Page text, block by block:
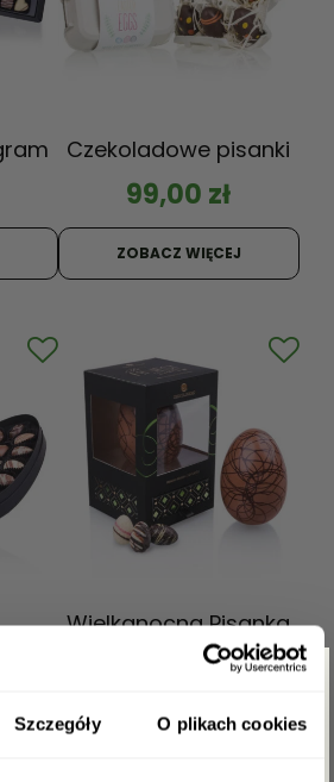
Szczegóły O plikach cookies
Czekoladowe pisanki
99,00 zł
ZOBACZ WIĘCEJ
Wielkanocna Pisanka
339,00zł
rabat -5%